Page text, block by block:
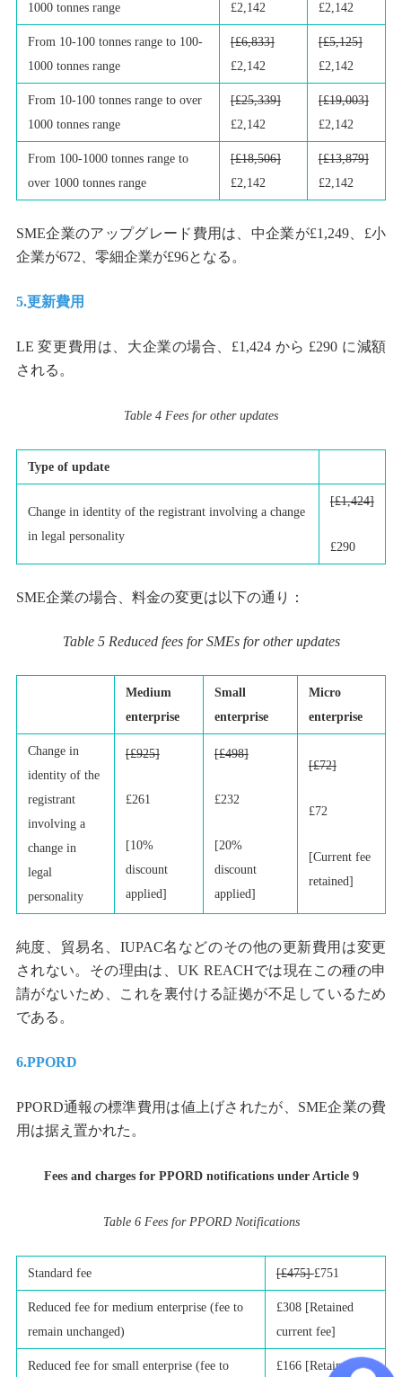
1000 tonnes range £2,142 £2,142
From 10-100 tonnes range to 100-
1000 tonnes range
[£6,833]
£2,142
[£5,125]
£2,142
From 10-100 tonnes range to over
1000 tonnes range
[£25,339]
£2,142
[£19,003]
£2,142
From 100-1000 tonnes range to
over 1000 tonnes range
[£18,506]
£2,142
[£13,879]
£2,142
SME企業のアップグレード費用は、中企業が£1,249、£小
企業が672、零細企業が£96となる。
5.更新費用
LE 変更費用は、大企業の場合、£1,424 から £290 に減額
される。
Table 4 Fees for other updates
Type of update
Change in identity of the registrant involving a change
in legal personality
[£1,424]
£290
SME企業の場合、料金の変更は以下の通り：
Table 5 Reduced fees for SMEs for other updates
Medium
enterprise
Small
enterprise
Micro
enterprise
Change in
identity of the
registrant
involving a
change in
legal
personality
[£925]
£261
[10%
discount
applied]
[£498]
£232
[20%
discount
applied]
[£72]
£72
[Current fee
retained]
純度、貿易名、IUPAC名などのその他の更新費用は変更
されない。その理由は、UK REACHでは現在この種の申
請がないため、これを裏付ける証拠が不足しているため
である。
6.PPORD
PPORD通報の標準費用は値上げされたが、SME企業の費
用は据え置かれた。
Fees and charges for PPORD notifications under Article 9
Table 6 Fees for PPORD Notifications
Standard fee [£475]£751
Reduced fee for medium enterprise (fee to
remain unchanged)
£308 [Retained
current fee]
Reduced fee for small enterprise (fee to
£166 [Retained